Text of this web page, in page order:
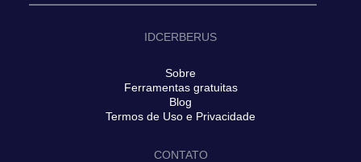
IDCERBERUS
Sobre
Ferramentas gratuitas
Blog
Termos de Uso e Privacidade
CONTATO